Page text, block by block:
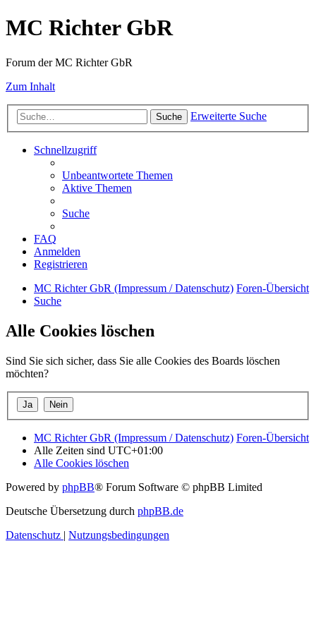
MC Richter GbR
Forum der MC Richter GbR
Zum Inhalt
Suche Erweiterte Suche
Schnellzugriff
Unbeantwortete Themen
Aktive Themen
Suche
FAQ
Anmelden
Registrieren
MC Richter GbR (Impressum / Datenschutz) Foren-Übersicht
Suche
Alle Cookies löschen
Sind Sie sich sicher, dass Sie alle Cookies des Boards löschen
möchten?
MC Richter GbR (Impressum / Datenschutz) Foren-Übersicht
Alle Zeiten sind UTC+01:00
Alle Cookies löschen
Powered by phpBB® Forum Software © phpBB Limited
Deutsche Übersetzung durch phpBB.de
Datenschutz | Nutzungsbedingungen